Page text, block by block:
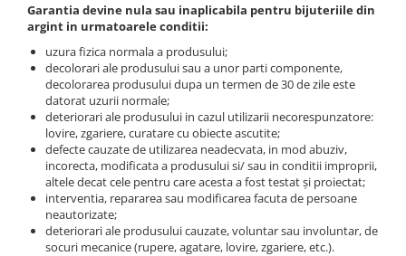
Garantia devine nula sau inaplicabila pentru bijuteriile din
argint in urmatoarele conditii:
uzura fizica normala a produsului;
decolorari ale produsului sau a unor parti componente,
decolorarea produsului dupa un termen de 30 de zile este
datorat uzurii normale;
deteriorari ale produsului in cazul utilizarii necorespunzatore:
lovire, zgariere, curatare cu obiecte ascutite;
defecte cauzate de utilizarea neadecvata, in mod abuziv,
incorecta, modificata a produsului si/ sau in conditii improprii,
altele decat cele pentru care acesta a fost testat şi proiectat;
interventia, repararea sau modificarea facuta de persoane
neautorizate;
deteriorari ale produsului cauzate, voluntar sau involuntar, de
socuri mecanice (rupere, agatare, lovire, zgariere, etc.).